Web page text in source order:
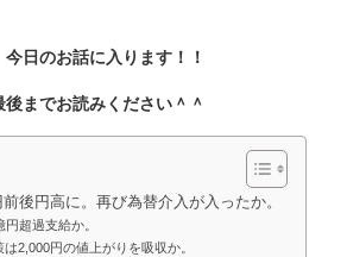
今日のお話に入ります！！
後までお読みください＾＾
後円高に。再び為替介入が入ったか。
超過支給か。
2,000円の値上がりを吸収か。